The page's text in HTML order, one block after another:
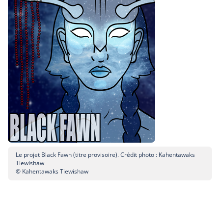
Le projet Black Fawn (titre provisoire). Crédit photo : Kahentawaks
Tiewishaw
© Kahentawaks Tiewishaw